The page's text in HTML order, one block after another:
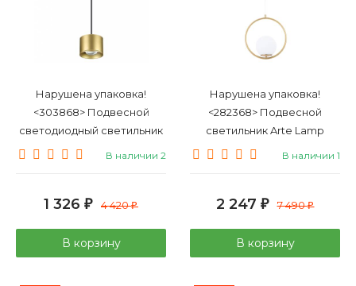
Нарушена упаковка!
<303868> Подвесной
светодиодный светильник
Patera Novotech 358671
В наличии 2
1 326 ₽ 4 420₽
В корзину
Нарушена упаковка!
<282368> Подвесной
светильник Arte Lamp
Matisse A7741SP-1AB
В наличии 1
2 247 ₽ 7 490₽
В корзину